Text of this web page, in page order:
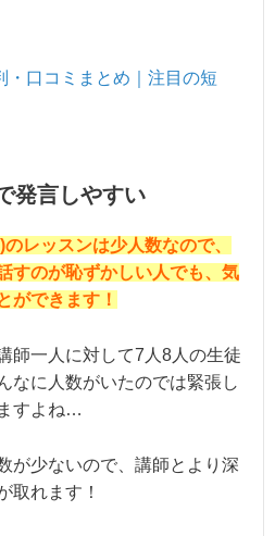
・口コミまとめ｜注目の短
発言しやすい
レッスンは少人数なので、
すのが恥ずかしい人でも、気
ができます！
師一人に対して7人8人の生徒
なに人数がいたのでは緊張し
すよね…
が少ないので、講師とより深
取れます！